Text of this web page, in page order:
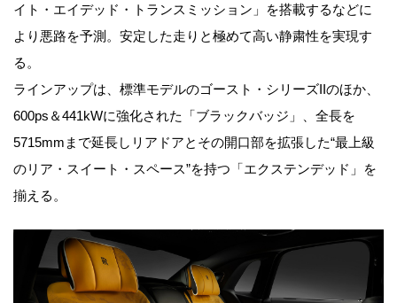
イト・エイデッド・トランスミッション」を搭載するなどに
より悪路を予測。安定した走りと極めて高い静粛性を実現す
る。
ラインアップは、標準モデルのゴースト・シリーズIIのほか、
600ps＆441kWに強化された「ブラックバッジ」、全長を
5715mmまで延長しリアドアとその開口部を拡張した“最上級
のリア・スイート・スペース”を持つ「エクステンデッド」を
揃える。